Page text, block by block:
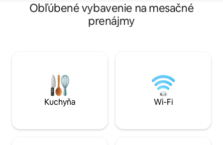
Obľúbené vybavenie na mesačné
prenájmy
Kuchyňa Wi-Fi